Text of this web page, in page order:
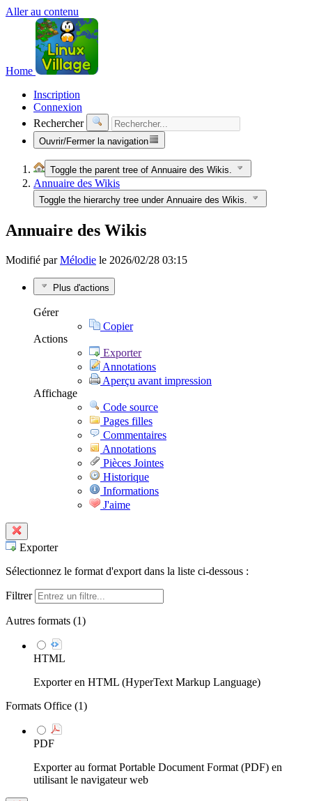
Aller au contenu
Home
Inscription
Connexion
Rechercher
Ouvrir/Fermer la navigation
Toggle the parent tree of Annuaire des Wikis.
Annuaire des Wikis
Toggle the hierarchy tree under Annuaire des Wikis.
Annuaire des Wikis
Modifié parMélodie le 2026/02/28 03:15
Plus d'actions
Gérer
Copier
Actions
Exporter
Annotations
Aperçu avant impression
Affichage
Code source
Pages filles
Commentaires
Annotations
Pièces Jointes
Historique
Informations
J'aime
Exporter
Sélectionnez le format d'export dans la liste ci-dessous :
Filtrer
Autres formats (1)
HTML
Exporter en HTML (HyperText Markup Language)
Formats Office (1)
PDF
Exporter au format Portable Document Format (PDF) en
utilisant le navigateur web